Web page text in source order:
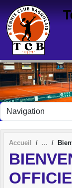
Accueil
Panneau de